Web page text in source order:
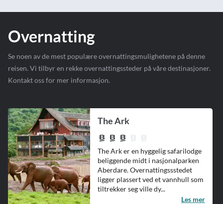
Overnatting
Se noen av de mest populære overnattingsmulighetene på denne
reisen. Vi tilbyr en rekke overnattingssteder på våre destinasjoner.
Kontakt oss for mer informasjon.
The Ark
The Ark er en hyggelig safarilodge
beliggende midt i nasjonalparken
Aberdare. Overnattingssstedet
ligger plassert ved et vannhull som
tiltrekker seg ville dy...
Les mer